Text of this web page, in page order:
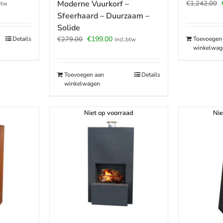
Details
Moderne Vuurkorf –
Sfeerhaard – Duurzaam –
Solide
€279.00 Oorspronkelijke
€199.00Huidige
€199.00.
incl.btw
Toevoegen aan
winkelwagen
Details
€1,242.00
Toevoegen
Niet op voorraad